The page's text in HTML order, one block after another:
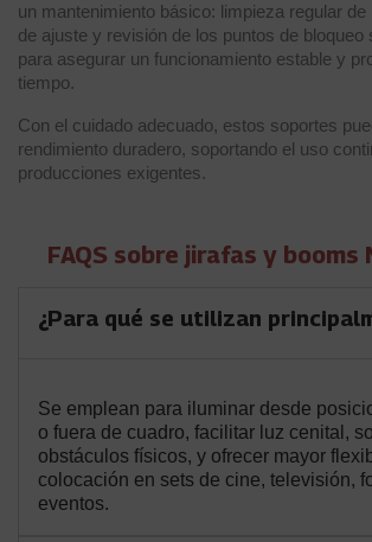
un mantenimiento básico: limpieza regular
de ajuste y revisión de los puntos de bloqueo
para asegurar un funcionamiento estable y
tiempo.
Con el cuidado adecuado, estos soportes
rendimiento duradero, soportando el uso
producciones exigentes.
FAQS sobre jirafas y
¿Para qué se utilizan
Se emplean para iluminar desde
o fuera de cuadro, facilitar luz cenital,
obstáculos físicos, y ofrecer mayor
colocación en sets de cine, televisión,
eventos.